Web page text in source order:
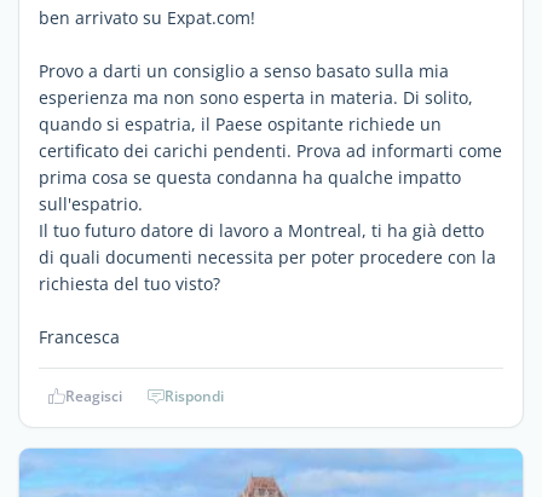
ben arrivato su Expat.com!
Provo a darti un consiglio a senso basato sulla mia
esperienza ma non sono esperta in materia. Di solito,
quando si espatria, il Paese ospitante richiede un
certificato dei carichi pendenti. Prova ad informarti come
prima cosa se questa condanna ha qualche impatto
sull'espatrio.
Il tuo futuro datore di lavoro a Montreal, ti ha già detto
di quali documenti necessita per poter procedere con la
richiesta del tuo visto?
Francesca
Reagisci Rispondi